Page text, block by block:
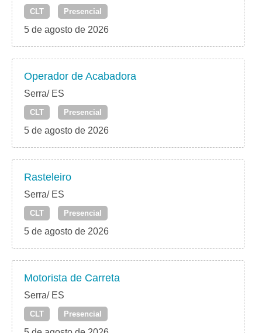
CLT Presencial
5 de agosto de 2026
Operador de Acabadora
Serra/ ES
CLT Presencial
5 de agosto de 2026
Rasteleiro
Serra/ ES
CLT Presencial
5 de agosto de 2026
Motorista de Carreta
Serra/ ES
CLT Presencial